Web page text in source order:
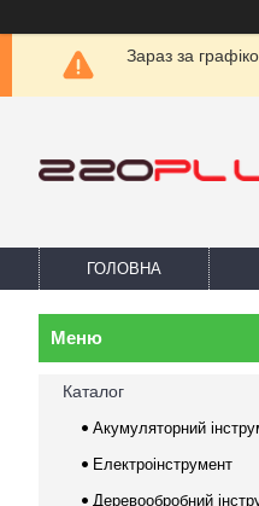
Зараз за
ГОЛОВНА
Каталог
Акумуляторний
Електроінструмент
Деревообробний